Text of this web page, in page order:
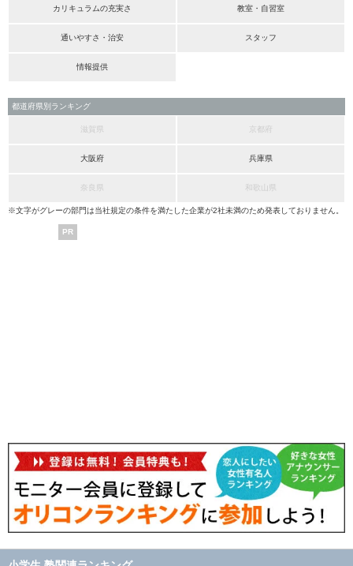
カリキュラムの充実さ 教室・自習室
通いやすさ・治安 スタッフ
情報提供
都道府県別ランキング
滋賀県 京都府
大阪府 兵庫県
奈良県 和歌山県
※文字がグレーの部門は当社規定の条件を満たした企業が2社未満のため発表しておりません。
PR